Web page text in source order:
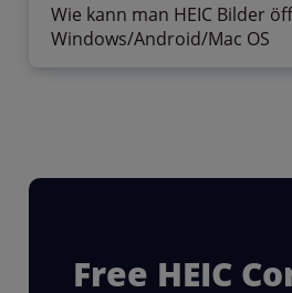
Wie kann man HEIC Bilder
Windows/Android/Mac OS
Free HEIC